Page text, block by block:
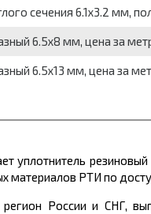
сечения 6.1x3.2 мм,
6.5x8 мм, цена за
6.5x13 мм, цена за
уплотнитель
материалов РТИ по
России и СНГ,